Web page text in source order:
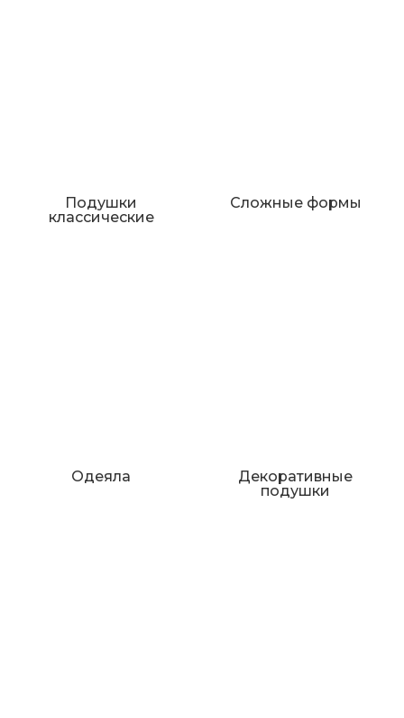
Подушки
классические
Сложные формы
Одеяла
Декоративные
подушки